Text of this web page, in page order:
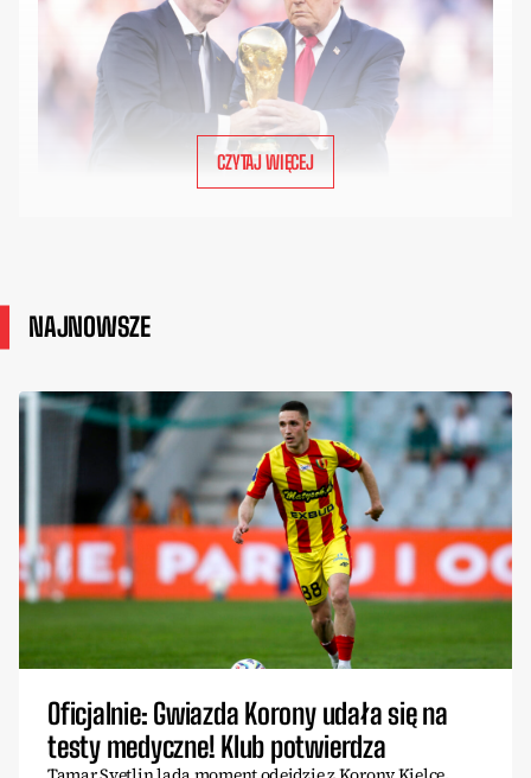
CZYTAJ WIĘCEJ
NAJNOWSZE
Oficjalnie: Gwiazda Korony udała się na
testy medyczne! Klub potwierdza